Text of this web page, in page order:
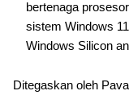
bertenaga
sistem Windows
Windows Silicon
Ditegaskan oleh